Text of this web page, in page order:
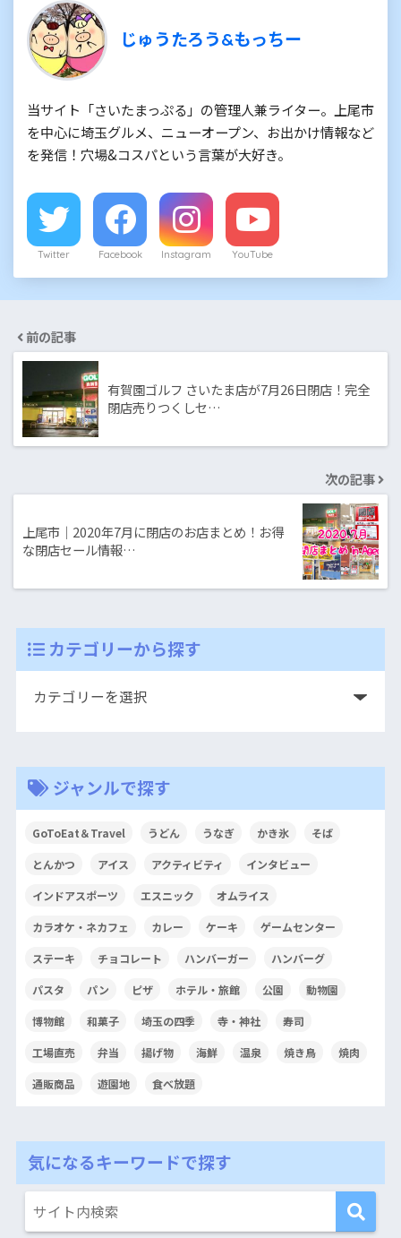
じゅうたろう&もっちー
当サイト「さいたまっぷる」の管理人兼ライター。上尾市
を中心に埼玉グルメ、ニューオープン、お出かけ情報など
を発信！穴場&コスパという言葉が大好き。
Twitter Facebook Instagram YouTube
前の記事
有賀園ゴルフ さいたま店が7月26日閉店！完全
閉店売りつくしセ…
次の記事
上尾市｜2020年7月に閉店のお店まとめ！お得
な閉店セール情報…
カテゴリーから探す
ジャンルで探す
GoToEat＆Travel うどん うなぎ かき氷 そば
とんかつ アイス アクティビティ インタビュー
インドアスポーツ エスニック オムライス
カラオケ・ネカフェ カレー ケーキ ゲームセンター
ステーキ チョコレート ハンバーガー ハンバーグ
パスタ パン ピザ ホテル・旅館 公園 動物園
博物館 和菓子 埼玉の四季 寺・神社 寿司
工場直売 弁当 揚げ物 海鮮 温泉 焼き鳥 焼肉
通販商品 遊園地 食べ放題
気になるキーワードで探す